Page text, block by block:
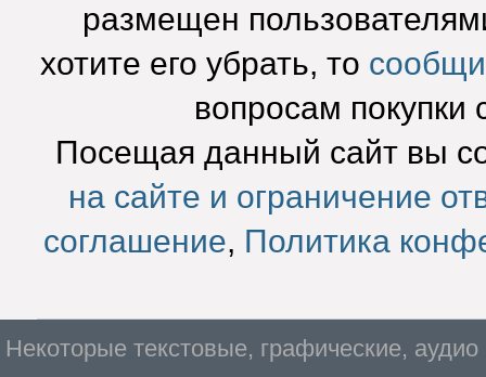
размещен
хотите его убрать, то
вопросам покупки
Посещая данный сайт вы
на сайте и ограничение
соглашение, Политика
Некоторые текстовые, графические,